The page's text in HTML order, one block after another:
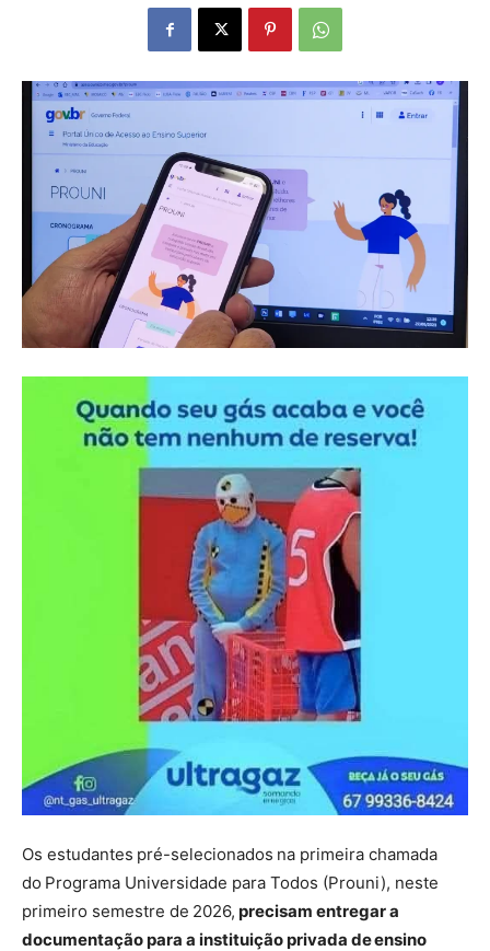
Os estudantes pré-selecionados na primeira chamada
do Programa Universidade para Todos (Prouni), neste
primeiro semestre de 2026, precisam entregar a
documentação para a instituição privada de ensino